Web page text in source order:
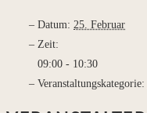
Datum: 25. Februar
Zeit:
09:00 - 10:30
Veranstaltungskategorie: